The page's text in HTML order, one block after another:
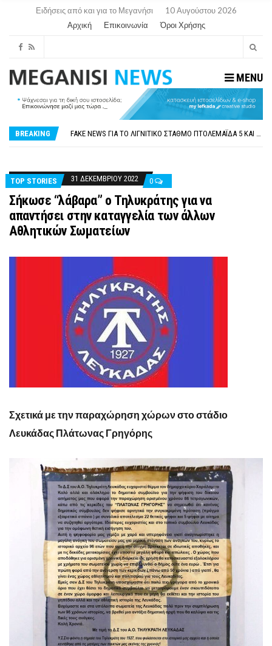
Ειδήσεις από και για το Μεγανήσι
10 Αυγούστου 2026
Αρχική
Επικοινωνία Όροι Χρήσης
MENU
BREAKING
ΠΑΡΑΙΤΉΘΗΚΕ Η ΑΝΤΙΔΉΜΑΡΧΟΣ ΠΟΛΙΤΙΣΜΟΎ ΜΕΓΑΝΗΣΊΟΥ Κ . ΕΥΑΓΓΕΛΊΑ ΜΕΛΆ. Η ΕΠΙΣΤΟΛΉ ΤΗΣ ΠΑΡΑΊΤΗΣΗΣ
TOP STORIES
31 ΔΕΚΕΜΒΡΊΟΥ 2022 0
Σήκωσε “λάβαρα” ο Τηλυκράτης για να
απαντήσει στην καταγγελία των άλλων
Αθλητικών Σωματείων
Σχετικά με την παραχώρηση χώρων στο στάδιο
Λευκάδας Πλάτωνας Γρηγόρης